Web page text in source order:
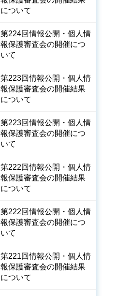
について
第224回情報公開・個人情
報保護審査会の開催につ
いて
第223回情報公開・個人情
報保護審査会の開催結果
について
第223回情報公開・個人情
報保護審査会の開催につ
いて
第222回情報公開・個人情
報保護審査会の開催結果
について
第222回情報公開・個人情
報保護審査会の開催につ
いて
第221回情報公開・個人情
報保護審査会の開催結果
について